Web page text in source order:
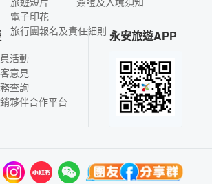
電子印花
旅行團報名及責任細則
活動
意見
查詢
夥伴合作平台
永安旅遊APP